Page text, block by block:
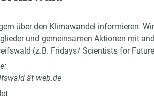
über den Klimawandel informieren.
und gemeinsamen Aktionen mit
(z.B. Fridays/ Scientists for
ät web.de